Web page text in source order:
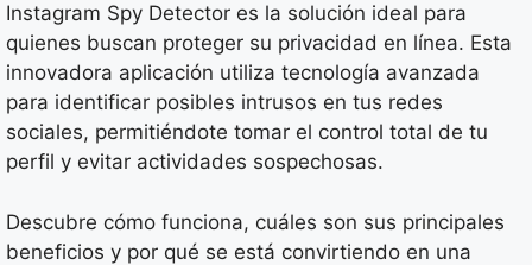
Instagram Spy Detector es la solución ideal para
quienes buscan proteger su privacidad en línea. Esta
innovadora aplicación utiliza tecnología avanzada
para identificar posibles intrusos en tus redes
sociales, permitiéndote tomar el control total de tu
perfil y evitar actividades sospechosas.
Descubre cómo funciona, cuáles son sus principales
beneficios y por qué se está convirtiendo en una